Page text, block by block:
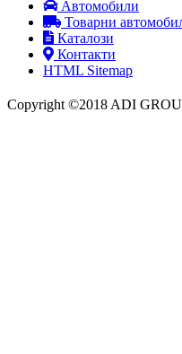
Автомобили
Товарни
Каталози
Контакти
HTML Sitemap
Copyright ©2018 ADI